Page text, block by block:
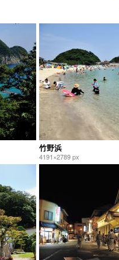
竹野浜
4191×2789 px